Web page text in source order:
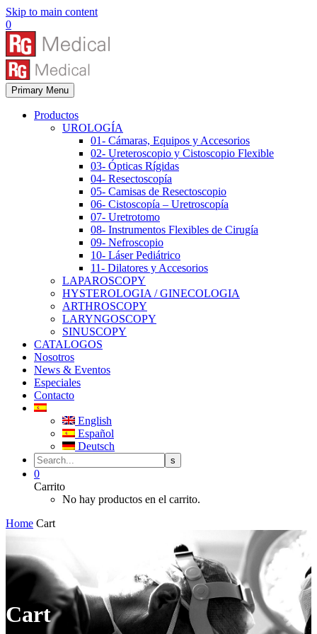
Skip to main content
0
Primary Menu
Productos
UROLOGÍA
01- Cámaras, Equipos y Accesorios
02- Ureteroscopio y Cistoscopio Flexible
03- Ópticas Rígidas
04- Resectoscopía
05- Camisas de Resectoscopio
06- Cistoscopía – Uretroscopía
07- Uretrotomo
08- Instrumentos Flexibles de Cirugía
09- Nefroscopio
10- Láser Pediátrico
11- Dilatores y Accesorios
LAPAROSCOPY
HYSTEROLOGIA / GINECOLOGIA
ARTHROSCOPY
LARYNGOSCOPY
SINUSCOPY
CATALOGOS
Nosotros
News & Eventos
Especiales
Contacto
English
Español
Deutsch
0
Carrito
No hay productos en el carrito.
Home Cart
Cart